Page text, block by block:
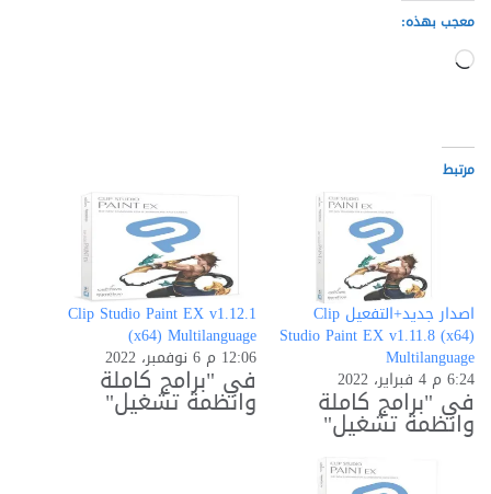
معجب بهذه:
جاري
مرتبط
اصدار جديد+التفعيل Clip
Studio Paint EX v1.11.8 (x64)
Multilanguage
6:24 م 4 فبراير، 2022
في "برامج كاملة
وانظمة تشغيل"
Clip Studio Paint EX v1.12.1
(x64) Multilanguage
12:06 م 6 نوفمبر، 2022
في "برامج كاملة
وانظمة تشغيل"